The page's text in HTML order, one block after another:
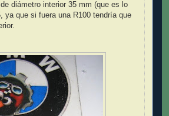
diámetro interior 35 mm (que es lo
ya que si fuera una R100 tendría que